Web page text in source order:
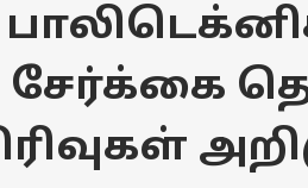
சேர்க்கை